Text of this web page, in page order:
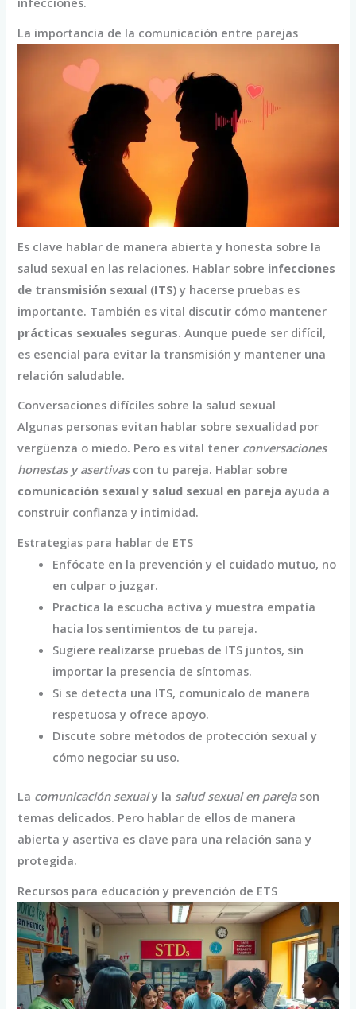
La importancia de la comunicación entre parejas
Es clave hablar de manera abierta y honesta sobre la
salud sexual en las relaciones. Hablar sobre infecciones
de transmisión sexual (ITS) y hacerse pruebas es
importante. También es vital discutir cómo mantener
prácticas sexuales seguras. Aunque puede ser difícil,
es esencial para evitar la transmisión y mantener una
relación saludable.
Conversaciones difíciles sobre la salud sexual
Algunas personas evitan hablar sobre sexualidad por
vergüenza o miedo. Pero es vital tener conversaciones
honestas y asertivascon tu pareja. Hablar sobre
comunicación sexual y salud sexual en pareja ayuda a
construir confianza y intimidad.
Estrategias para hablar de ETS
Enfócate en la prevención y el cuidado mutuo, no
en culpar o juzgar.
Practica la escucha activa y muestra empatía
hacia los sentimientos de tu pareja.
Sugiere realizarse pruebas de ITS juntos, sin
importar la presencia de síntomas.
Si se detecta una ITS, comunícalo de manera
respetuosa y ofrece apoyo.
Discute sobre métodos de protección sexual y
cómo negociar su uso.
La comunicación sexualy la salud sexual en parejason
temas delicados. Pero hablar de ellos de manera
abierta y asertiva es clave para una relación sana y
protegida.
Recursos para educación y prevención de ETS